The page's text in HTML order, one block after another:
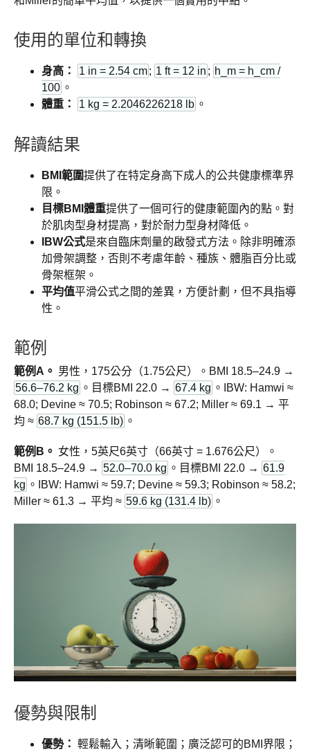
使用的單位和轉換
身高： 1 in = 2.54 cm; 1 ft = 12 in ; h_m = h_cm /
100 。
體重：
1 kg = 2.2046226218 lb 。
解讀結果
BMI範圍提供了在特定身高下成人的公共健康標準界
限。
目標BMI體重提供了一個可行的健康範圍內的點。對
於肌肉型身材提高，對於耐力型身材降低。
IBW公式是來自臨床劑量的啟發式方法。除非明確添
加骨架調整，否則不考慮年齡、種族、體脂百分比或
骨架框架。
平均值平滑公式之間的差異，方便計劃，但不具指導
性。
範例
範例A。 男性，175公分（1.75公尺）。BMI 18.5–24.9 →
56.6–76.2 kg 。目標BMI 22.0 → 67.4 kg 。IBW: Hamwi ≈
68.0; Devine ≈ 70.5; Robinson ≈ 67.2; Miller ≈ 69.1 → 平
均 ≈ 68.7 kg (151.5 lb) 。
範例B。 女性，5英尺6英寸（66英寸 = 1.676公尺）。
BMI 18.5–24.9 → 52.0–70.0 kg 。目標BMI 22.0 → 61.9
kg 。IBW: Hamwi ≈ 59.7; Devine ≈ 59.3; Robinson ≈ 58.2;
Miller ≈ 61.3 → 平均 ≈ 59.6 kg (131.4 lb) 。
優勢與限制
優勢： 輕鬆輸入；清晰範圍；廣泛認可的BMI界限；